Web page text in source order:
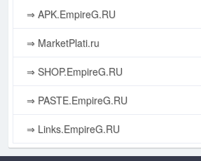
⇒ APK.EmpireG.RU
⇒ MarketPlati.ru
⇒ SHOP.EmpireG.RU
⇒ PASTE.EmpireG.RU
⇒ Links.EmpireG.RU